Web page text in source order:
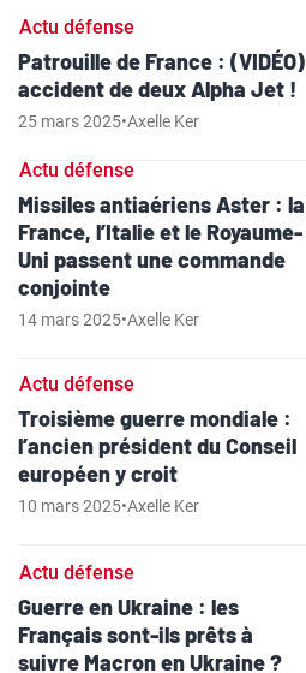
Actu défense
Patrouille de France : (VIDÉO)
accident de deux Alpha Jet !
25 mars 2025•Axelle Ker
Actu défense
Missiles antiaériens Aster : la
France, l’Italie et le Royaume-
Uni passent une commande
conjointe
14 mars 2025•Axelle Ker
Actu défense
Troisième guerre mondiale :
l’ancien président du Conseil
européen y croit
10 mars 2025•Axelle Ker
Actu défense
Guerre en Ukraine : les
Français sont-ils prêts à
suivre Macron en Ukraine ?